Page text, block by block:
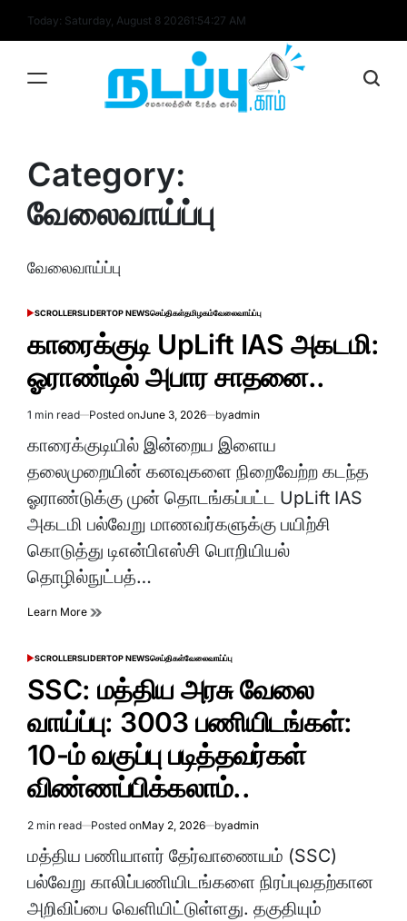
Today: Saturday, August 8 20261:54:27 AM
Category:
வேலைவாய்ப்பு
வேலைவாய்ப்பு
POSTED
SCROLLERSLIDERTOP NEWSசெய்திகள்தமிழகம்வேலைவாய்ப்பு
காரைக்குடி UpLift IAS அகடமி:
ஓராண்டில் அபார சாதனை..
Estimated
time
1 min read Posted onJune 3, 2026 byadmin
காரைக்குடியில் இன்றைய இளைய
தலைமுறையின் கனவுகளை நிறைவேற்ற கடந்த
ஓராண்டுக்கு முன் தொடங்கப்பட்ட UpLift IAS
அகடமி பல்வேறு மாணவர்களுக்கு பயிற்சி
கொடுத்து டிஎன்பிஎஸ்சி பொறியியல்
தொழில்நுட்பத்…
Learn More
POSTED
SCROLLERSLIDERTOP NEWSசெய்திகள்வேலைவாய்ப்பு
SSC: மத்திய அரசு வேலை
வாய்ப்பு: 3003 பணியிடங்கள்:
10-ம் வகுப்பு படித்தவர்கள்
விண்ணப்பிக்கலாம்..
Estimated
read
time
2 min read Posted onMay 2, 2026 byadmin
மத்திய பணியாளர் தேர்வாணையம் (SSC)
பல்வேறு காலிப்பணியிடங்களை நிரப்புவதற்கான
அறிவிப்பை வெளியிட்டுள்ளது. தகுதியும்